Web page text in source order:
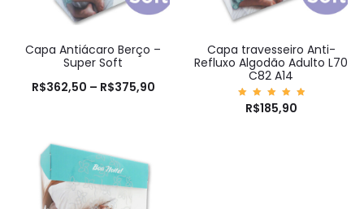
Capa Antiácaro Berço –
Super Soft
R$362,50 – R$375,90
Capa travesseiro Anti-
Refluxo Algodão Adulto L70
C82 A14
Avaliaç
ão
R$185,90